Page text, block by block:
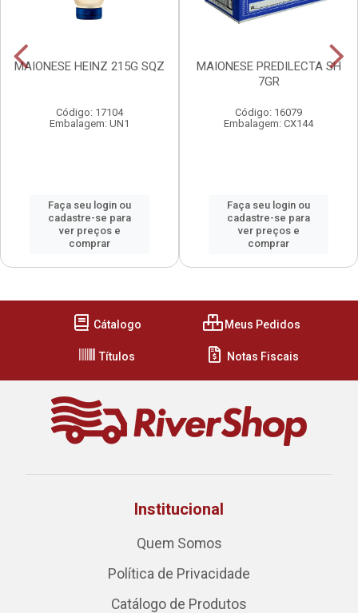
MAIONESE HEINZ 215G SQZ
Código: 17104
Embalagem: UN1
Faça seu login ou
cadastre-se para
ver preços e
comprar
MAIONESE PREDILECTA SH
7GR
Código: 16079
Embalagem: CX144
Faça seu login ou
cadastre-se para
ver preços e
comprar
Cátalogo Meus Pedidos
Títulos Notas Fiscais
Institucional
Quem Somos
Política de Privacidade
Catálogo de Produtos